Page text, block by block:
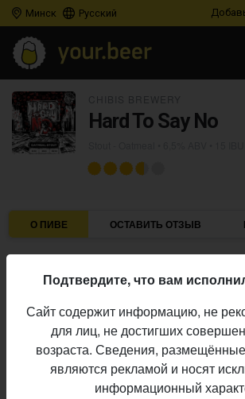
Минск Русский
Hard To Say No
О ПИВЕ ОСТАВИТЬ ОТЗЫВ
Stout - Oatmeal
Алкоголь:
6,5%
Горечь:
15 IBU
Производство:
постоянный выпуск
Начало
21.06.2017
Подтвердите, что вам
Сайт содержит информацию, не
для лиц, не достигших
возраста. Сведения,
являются рекламой и носят
информационный